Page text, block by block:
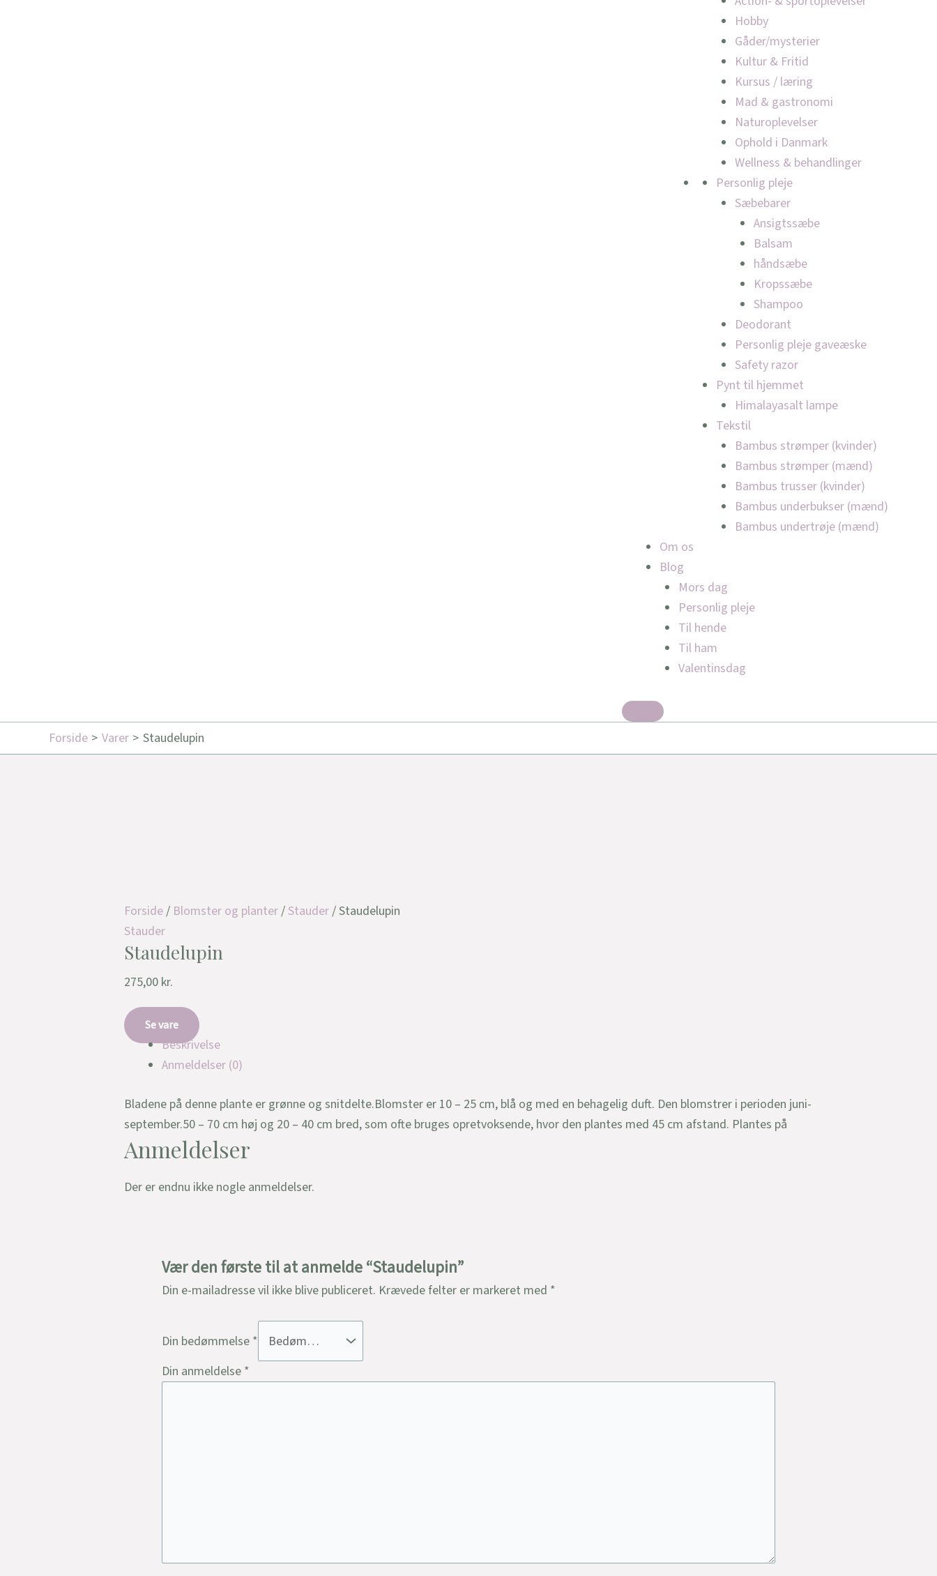
Hobby
Gåder/mysterier
Kultur & Fritid
Kursus / læring
Mad & gastronomi
Naturoplevelser
Ophold i Danmark
Wellness & behandlinger
Personlig pleje
Sæbebarer
Ansigtssæbe
Balsam
håndsæbe
Kropssæbe
Shampoo
Deodorant
Personlig pleje gaveæske
Safety razor
Pynt til hjemmet
Himalayasalt lampe
Tekstil
Bambus strømper (kvinder)
Bambus strømper (mænd)
Bambus trusser (kvinder)
Bambus underbukser (mænd)
Bambus undertrøje (mænd)
Om os
Blog
Mors dag
Personlig pleje
Til hende
Til ham
Valentinsdag
Forside Varer Staudelupin
Forside/ Blomster og planter/ Stauder/ Staudelupin
Stauder
Staudelupin
275,00 kr.
Se vare
Beskrivelse
Anmeldelser (0)
Bladene på denne plante er grønne og snitdelte.Blomster er 10 – 25 cm, blå og med en behagelig duft. Den blomstrer i perioden juni-
september.50 – 70 cm høj og 20 – 40 cm bred, som ofte bruges opretvoksende, hvor den plantes med 45 cm afstand. Plantes på
Anmeldelser
Der er endnu ikke nogle anmeldelser.
Vær den første til at anmelde “Staudelupin”
Din e-mailadresse vil ikke blive publiceret. Krævede felter er markeret med *
Din bedømmelse *
Din anmeldelse *